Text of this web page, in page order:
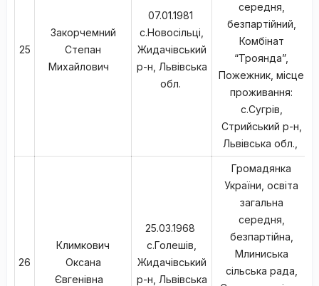
25
Закорчемний
Степан
Михайлович
07.01.1981
с.Новосільці,
Жидачівський
р-н, Львівська
обл.
середня,
безпартійний,
Комбінат
“Троянда”,
Пожежник, місце
проживання:
с.Сугрів,
Стрийський р-н,
Львівська обл.,
26
Климкович
Оксана
Євгенівна
25.03.1968
с.Голешів,
Жидачівський
р-н, Львівська
Громадянка
України, освіта
загальна
середня,
безпартійна,
Млиниська
сільська рада,